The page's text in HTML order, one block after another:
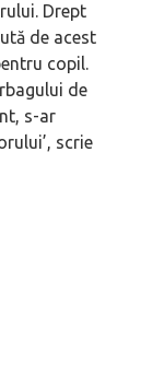
Drept
de acest
copil.
de
s-ar
scrie